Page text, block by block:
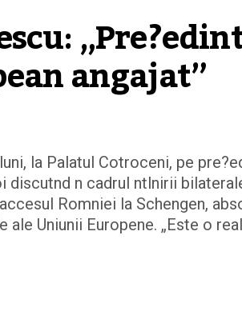
angajat”
la Palatul Cotroceni, pe
discutnd n cadrul ntlnirii
Romniei la Schengen,
Uniunii Europene. „Este o